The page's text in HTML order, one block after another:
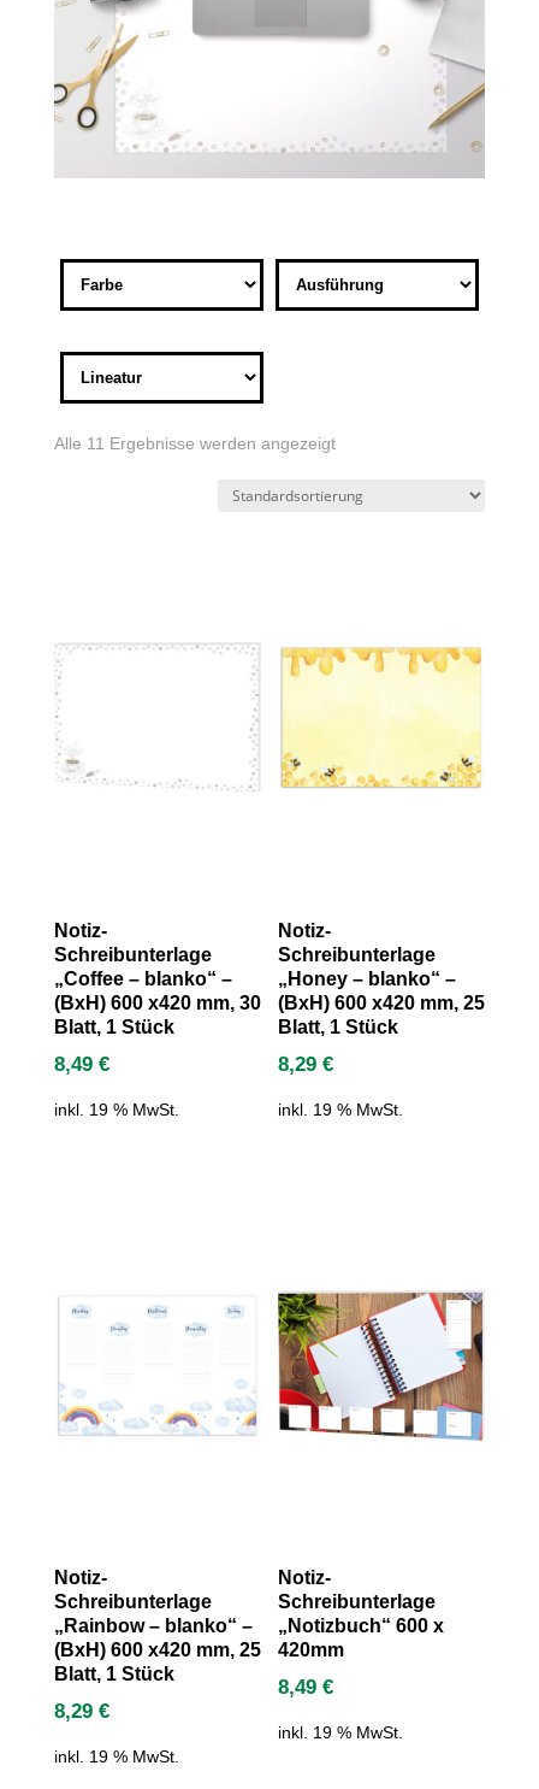
Alle 11 Ergebnisse werden angezeigt
Notiz-
Schreibunterlage
„Coffee – blanko“ –
(BxH) 600 x420 mm, 30
Blatt, 1 Stück
8,49 €
inkl. 19 % MwSt.
Notiz-
Schreibunterlage
„Honey – blanko“ –
(BxH) 600 x420 mm, 25
Blatt, 1 Stück
8,29€
inkl. 19 % MwSt.
Notiz-
Schreibunterlage
„Rainbow – blanko“ –
(BxH) 600 x420 mm, 25
Blatt, 1 Stück
8,29 €
inkl. 19 % MwSt.
Notiz-
Schreibunterlage
„Notizbuch“ 600 x
420mm
8,49€
inkl. 19 % MwSt.